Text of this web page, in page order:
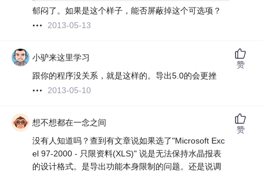
郁闷了。如果是这个样子，能否屏蔽掉这个可选项？
2013-05-13
小驴来这里学习
跟你的程序没关系，就是这样的。导出5.0的会更挫
2013-05-10
赞
想不想都在一念之间
没有人知道吗？查到有文章说如果选了"Microsoft Exc
el 97-2000 - 只限资料(XLS)" 说是无法保持水晶报表
的设计格式。是导出功能本身限制的问题。还是说调
赞